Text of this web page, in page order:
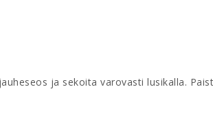
ja sekoita varovasti lusikalla.